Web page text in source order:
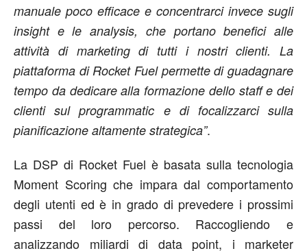
manuale poco efficace e concentrarci invece sugli
insight e le analysis, che portano benefici alle
attività di marketing di tutti i nostri clienti. La
piattaforma di Rocket Fuel permette di guadagnare
tempo da dedicare alla formazione dello staff e dei
clienti sul programmatic e di focalizzarci sulla
pianificazione altamente strategica”.
La DSP di Rocket Fuel è basata sulla tecnologia
Moment Scoring che impara dal comportamento
degli utenti ed è in grado di prevedere i prossimi
passi del loro percorso. Raccogliendo e
analizzando miliardi di data point, i marketer